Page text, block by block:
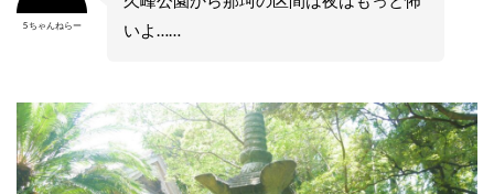
5ちゃんねらー
いよ……